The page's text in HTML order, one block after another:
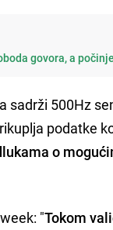
govora, a
sadrži 500Hz
podatke
o
"Tokom